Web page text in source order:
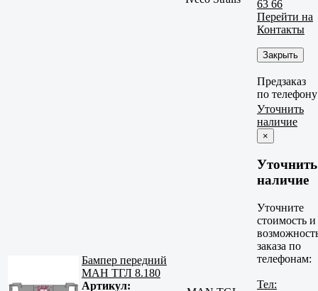
63 66
Перейти на
Контакты
Закрыть
Предзаказ
по телефону
Бампер передний
МАН ТГЛ 8.180
Артикул:
Уточнить
наличие
×
Уточнить
наличие
Уточните
стоимость и
заказа по
телефонам:
Тел: